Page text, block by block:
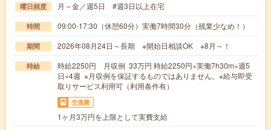
曜日頻度 月～金／週5日 #週3日以上在宅
時間 09:00-17:30（休憩60分）実働7時間30分（残業少なめ！）
期間 2026年08月24日～長期 ※開始日相談OK ※8月～！
時給
時給2250円 月収例 33万円 時給2250円×実働7h30m×週5
日×4週 ※月収例を保証するものではありません。※給与即受
取りサービス利用可（利用条件有）
交通費
1ヶ月3万円を上限として実費支給